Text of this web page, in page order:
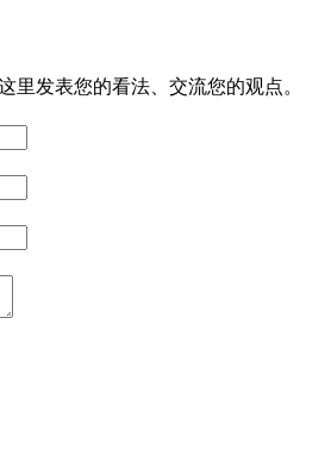
发表您的看法、交流您的观点。